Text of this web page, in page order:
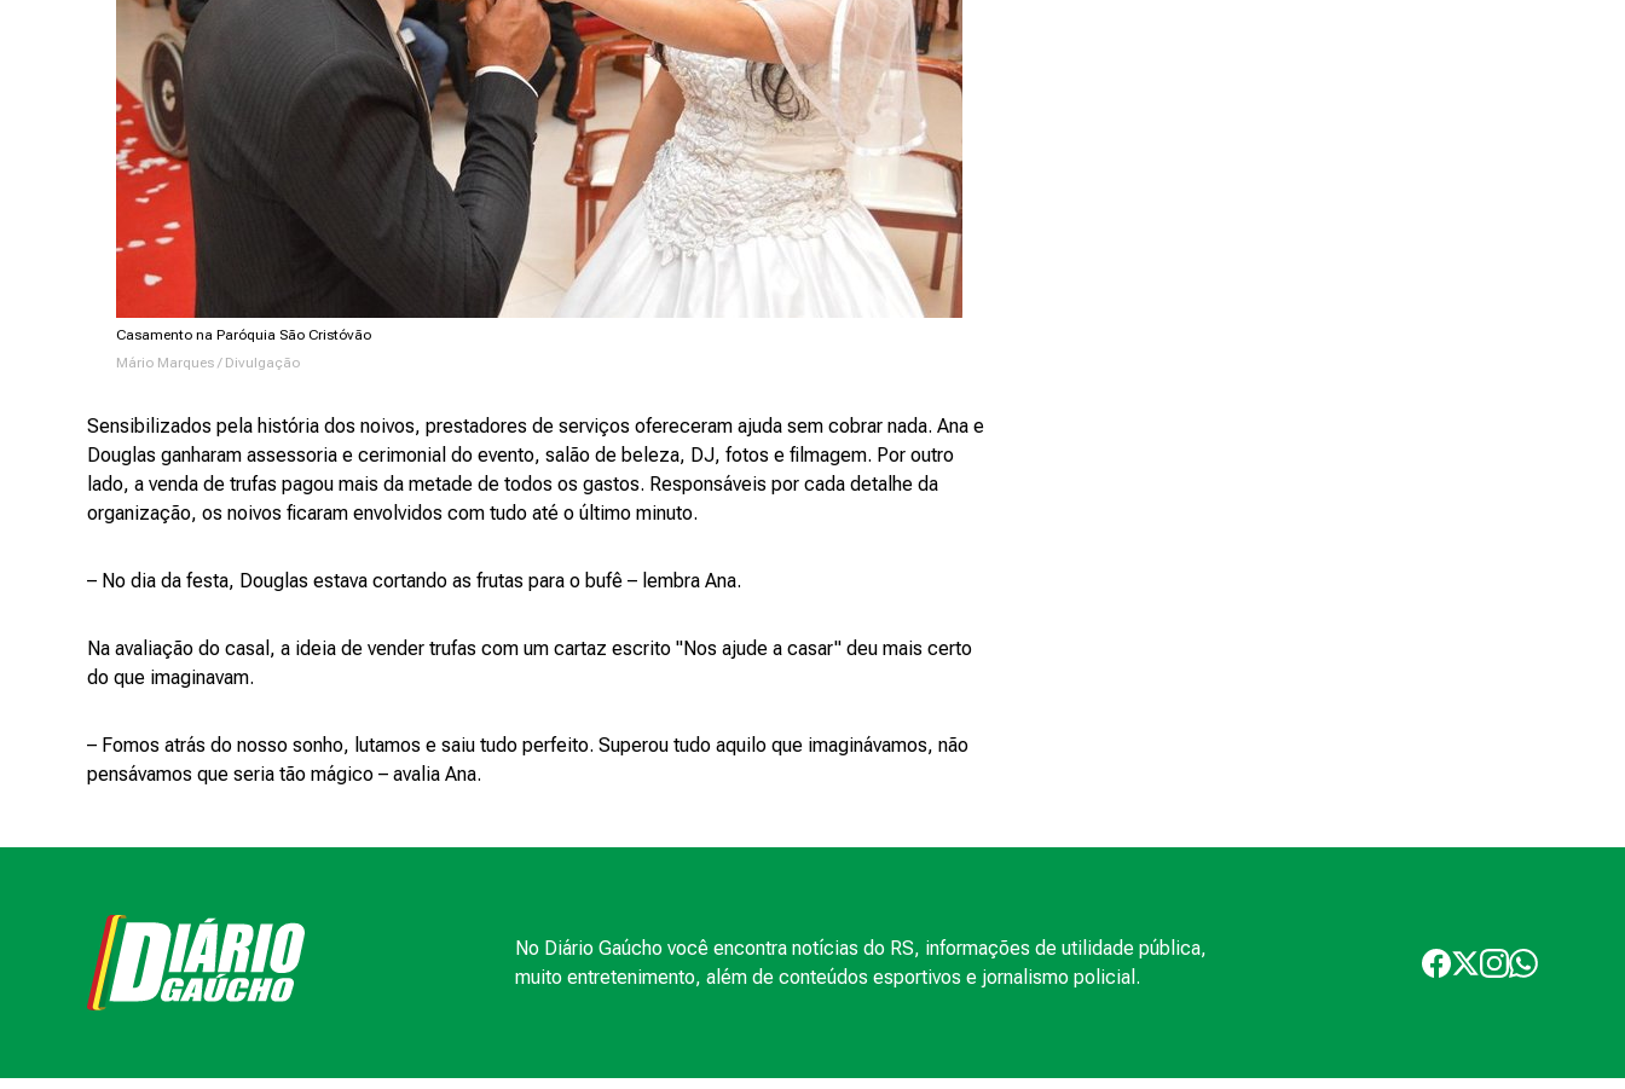
Casamento na Paróquia São Cristóvão
Mário Marques / Divulgação
Sensibilizados pela história dos noivos, prestadores de serviços ofereceram ajuda sem cobrar nada. Ana e
Douglas ganharam assessoria e cerimonial do evento, salão de beleza, DJ, fotos e filmagem. Por outro
lado, a venda de trufas pagou mais da metade de todos os gastos. Responsáveis por cada detalhe da
organização, os noivos ficaram envolvidos com tudo até o último minuto.
– No dia da festa, Douglas estava cortando as frutas para o bufê – lembra Ana.
Na avaliação do casal, a ideia de vender trufas com um cartaz escrito "Nos ajude a casar" deu mais certo
do que imaginavam.
– Fomos atrás do nosso sonho, lutamos e saiu tudo perfeito. Superou tudo aquilo que imaginávamos, não
pensávamos que seria tão mágico – avalia Ana.
No Diário Gaúcho você encontra notícias do RS, informações de utilidade pública,
muito entretenimento, além de conteúdos esportivos e jornalismo policial.